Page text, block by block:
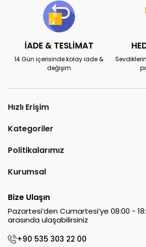
İADE & TESLİMAT
14 Gün içerisinde kolay iade &
değişim
Hızlı Erişim
Kategoriler
Politikalarımız
Kurumsal
Bize Ulaşın
Pazartesi’den Cumartesi’ye 08:00 -
arasında ulaşabilirsiniz
+90 535 303 22 00